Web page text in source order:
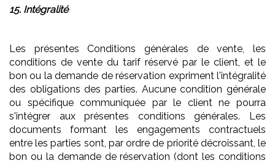
15. Intégralité
Les présentes Conditions générales de vente, les
conditions de vente du tarif réservé par le client, et le
bon ou la demande de réservation expriment l'intégralité
des obligations des parties. Aucune condition générale
ou spécifique communiquée par le client ne pourra
s'intégrer aux présentes conditions générales. Les
documents formant les engagements contractuels
entre les parties sont, par ordre de priorité décroissant, le
bon ou la demande de réservation (dont les conditions